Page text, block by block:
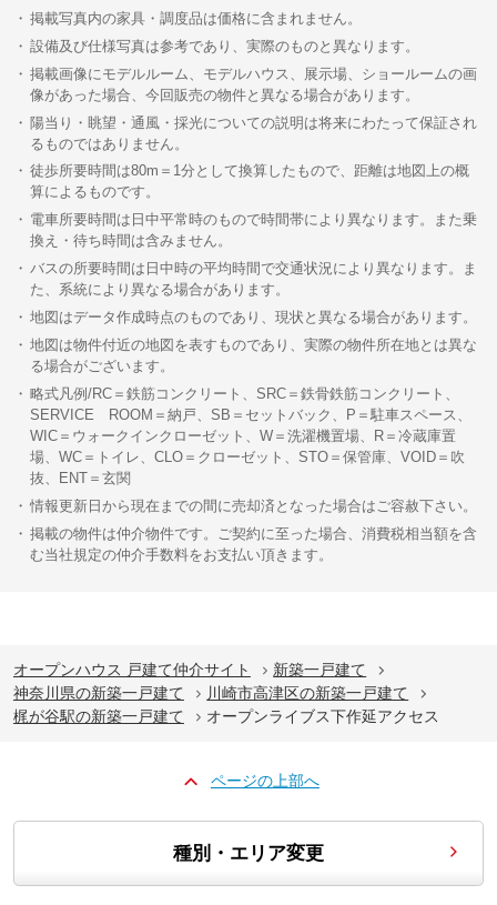
掲載写真内の家具・調度品は価格に含まれません。
設備及び仕様写真は参考であり、実際のものと異なります。
掲載画像にモデルルーム、モデルハウス、展示場、ショールームの画
像があった場合、今回販売の物件と異なる場合があります。
陽当り・眺望・通風・採光についての説明は将来にわたって保証され
るものではありません。
徒歩所要時間は80m＝1分として換算したもので、距離は地図上の概
算によるものです。
電車所要時間は日中平常時のもので時間帯により異なります。また乗
換え・待ち時間は含みません。
バスの所要時間は日中時の平均時間で交通状況により異なります。ま
た、系統により異なる場合があります。
地図はデータ作成時点のものであり、現状と異なる場合があります。
地図は物件付近の地図を表すものであり、実際の物件所在地とは異な
る場合がございます。
略式凡例/RC＝鉄筋コンクリート、SRC＝鉄骨鉄筋コンクリート、
SERVICE ROOM＝納戸、SB＝セットバック、P＝駐車スペース、
WIC＝ウォークインクローゼット、W＝洗濯機置場、R＝冷蔵庫置
場、WC＝トイレ、CLO＝クローゼット、STO＝保管庫、VOID＝吹
抜、ENT＝玄関
情報更新日から現在までの間に売却済となった場合はご容赦下さい。
掲載の物件は仲介物件です。ご契約に至った場合、消費税相当額を含
む当社規定の仲介手数料をお支払い頂きます。
オープンハウス 戸建て仲介サイト
新築一戸建て
神奈川県の新築一戸建て
川崎市高津区の新築一戸建て
梶が谷駅の新築一戸建て
オープンライブス下作延アクセス
ページの上部へ
種別・エリア変更